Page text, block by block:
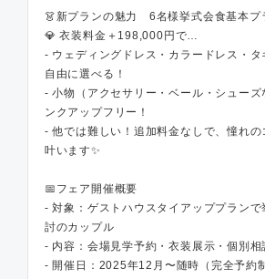
👗新プランの魅力 6名様挙式会食基本プ
💎 衣装料金＋198,000円で…
- ウェディングドレス・カラードレス・タ
自由に選べる！
- 小物（アクセサリー・ベール・シューズ
ンクアップフリー！
- 他では難しい！追加料金なしで、憧れ
叶います✨
📅フェア開催概要
- 対象：ゲストハウスタイアッププランで
討のカップル
- 内容：会場見学予約・衣装展示・個別相
- 開催日：2025年12月〜随時（完全予約